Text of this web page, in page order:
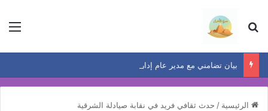
بحث عن
بيان تضامني مع مدير عام إدارة حدائق القبة التعليمية
الرئيسية / حدث ثقافي فريد في نقابة صيادلة الشرقية